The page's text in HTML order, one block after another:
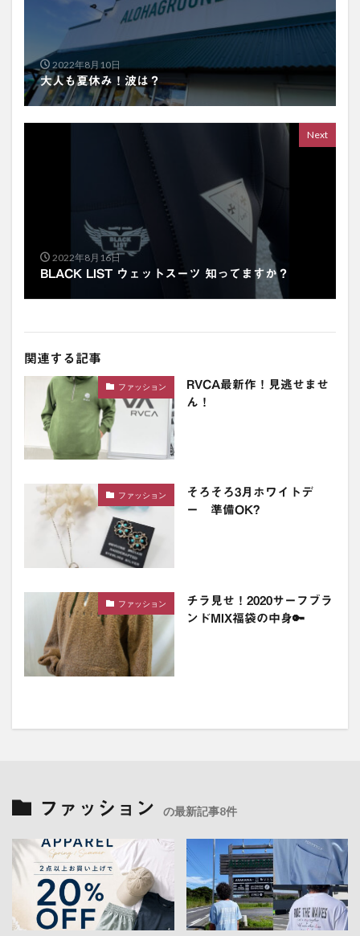
2022年8月10日
大人も夏休み！波は？
Next
2022年8月16日
BLACK LIST ウェットスーツ 知ってますか？
関連する記事
ファッション
RVCA最新作！見逃せませ
ん！
ファッション
そろそろ3月ホワイトデ
ー 準備OK?
ファッション
チラ見せ！2020サーフブラ
ンドMIX福袋の中身🔑
ファッション の最新記事8件